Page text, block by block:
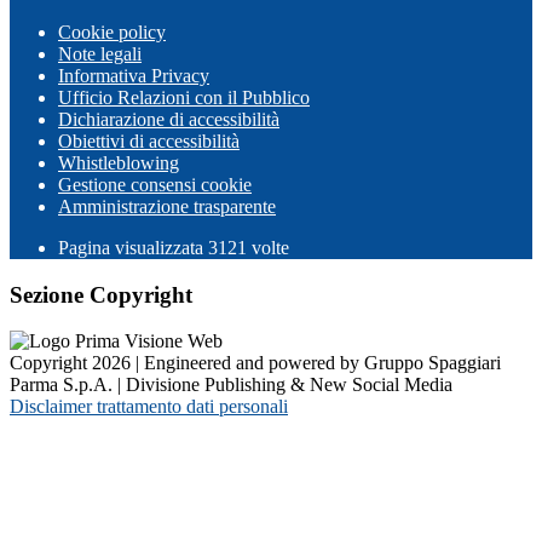
Cookie policy
Note legali
Informativa Privacy
Ufficio Relazioni con il Pubblico
Dichiarazione di accessibilità
Obiettivi di accessibilità
Whistleblowing
Gestione consensi cookie
Amministrazione trasparente
Pagina visualizzata 3121 volte
Sezione Copyright
Copyright 2026 | Engineered and powered by Gruppo Spaggiari
Parma S.p.A. | Divisione Publishing & New Social Media
Disclaimer trattamento dati personali